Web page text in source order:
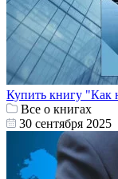
Купить книгу "Как
Все о книгах
30 сентября 2025